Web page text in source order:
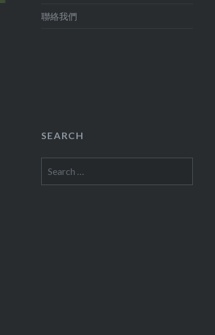
聯絡我們
SEARCH
for: